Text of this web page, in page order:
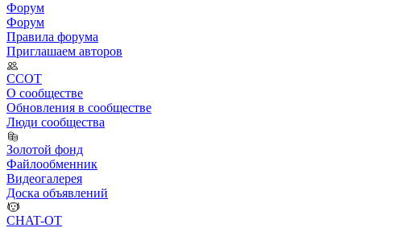
Форум
Форум
Правила форума
Приглашаем авторов
ССОТ
О сообществе
Обновления в сообществе
Люди сообщества
Золотой фонд
Файлообменник
Видеогалерея
Доска объявлений
CHAT-OT